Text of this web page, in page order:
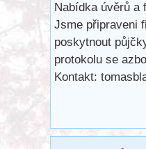
Nabídka úvěrů a
Jsme připraveni
poskytnout
protokolu se
Kontakt: